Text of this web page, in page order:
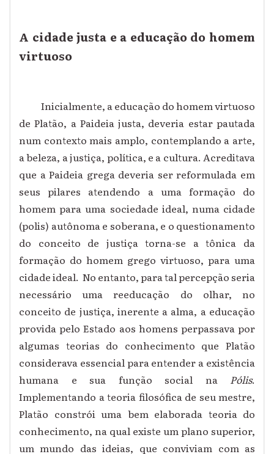
A cidade justa e a educação do homem
virtuoso
Inicialmente, a educação do homem virtuoso
de Platão, a Paideia justa, deveria estar pautada
num contexto mais amplo, contemplando a arte,
a beleza, a justiça, política, e a cultura. Acreditava
que a Paideia grega deveria ser reformulada em
seus pilares atendendo a uma formação do
homem para uma sociedade ideal, numa cidade
(polis) autônoma e soberana, e o questionamento
do conceito de justiça torna-se a tônica da
formação do homem grego virtuoso, para uma
cidade ideal. No entanto, para tal percepção seria
necessário uma reeducação do olhar, no
conceito de justiça, inerente a alma, a educação
provida pelo Estado aos homens perpassava por
algumas teorias do conhecimento que Platão
considerava essencial para entender a existência
humana e sua função social na Pólis.
Implementando a teoria filosófica de seu mestre,
Platão constrói uma bem elaborada teoria do
conhecimento, na qual existe um plano superior,
um mundo das ideias, que conviviam com as